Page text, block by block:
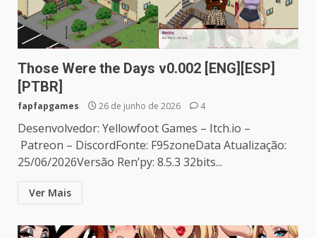
Those Were the Days v0.002 [ENG][ESP]
[PTBR]
fapfapgames 26 de junho de 2026 4
Desenvolvedor: Yellowfoot Games – Itch.io –
Patreon – DiscordFonte: F95zoneData Atualização:
25/06/2026Versão Ren’py: 8.5.3 32bits...
Ver Mais